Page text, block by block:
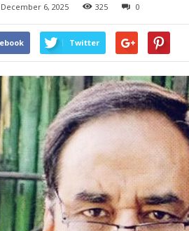
December 6, 2025 325 0
Twitter